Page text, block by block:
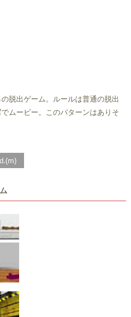
脱出ゲーム。ルールは普通の脱出
ムービー。このパターンはありそ